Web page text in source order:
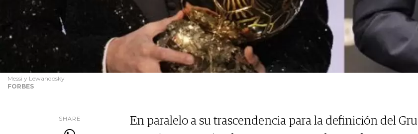
Messi y Lewandosky
FORBES
SHARE
En paralelo a su trascendencia para la definición del